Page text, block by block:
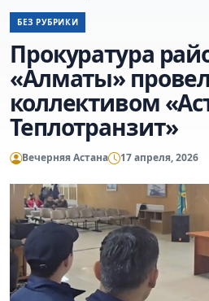
БЕЗ РУБРИКИ
Прокуратура
«Алматы»
коллективом
Теплотранзит»
Вечерняя Астана 17 апреля, 2026